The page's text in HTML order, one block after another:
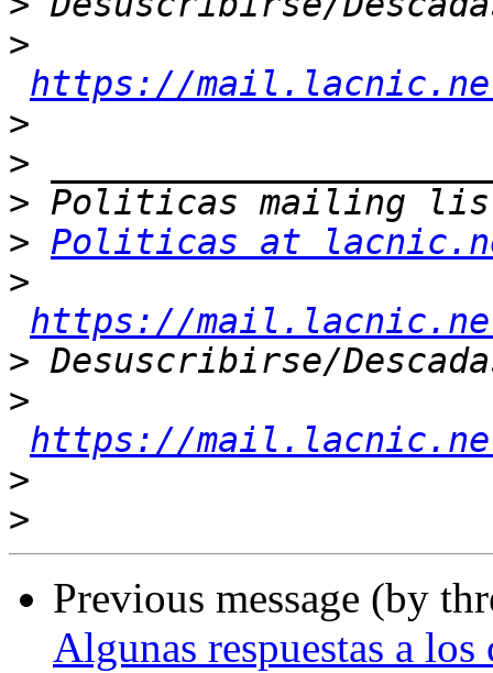
>
https://
>
>
>
> Politicas at
>
https://
>
>
https://
>
>
Previous message (by
Algunas respuestas a